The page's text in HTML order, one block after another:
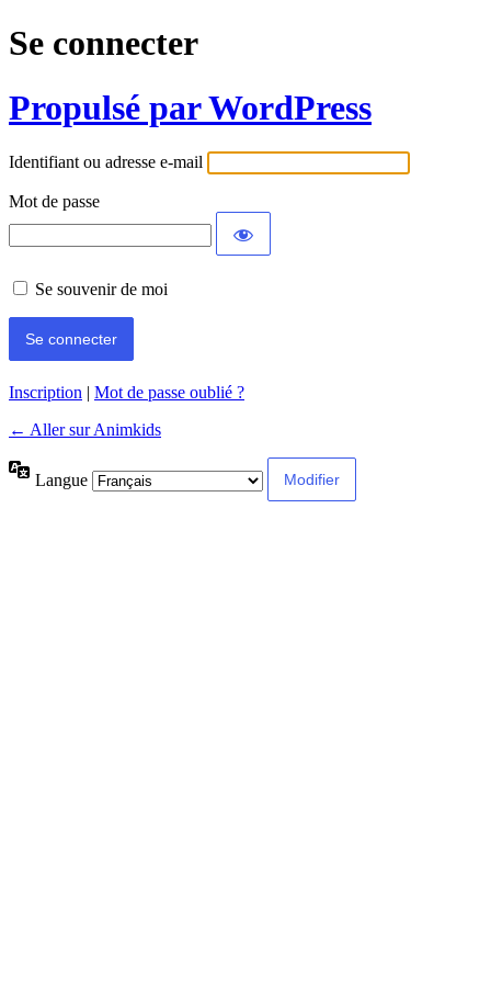
Se connecter
Propulsé par WordPress
Identifiant ou adresse e-mail
Mot de passe
Se souvenir de moi
Inscription | Mot de passe oublié ?
← Aller sur Animkids
Langue